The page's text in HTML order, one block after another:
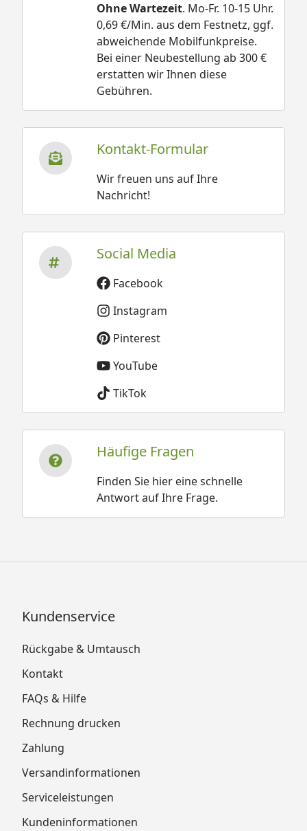
Ohne Wartezeit. Mo-Fr. 10-15 Uhr.
0,69 €/Min. aus dem Festnetz, ggf.
abweichende Mobilfunkpreise.
Bei einer Neubestellung ab 300 €
erstatten wir Ihnen diese
Gebühren.
Kontakt-Formular
Wir freuen uns auf Ihre
Nachricht!
Social Media
Facebook
Instagram
Pinterest
YouTube
TikTok
Häufige Fragen
Finden Sie hier eine schnelle
Antwort auf Ihre Frage.
Kundenservice
Rückgabe & Umtausch
Kontakt
FAQs & Hilfe
Rechnung drucken
Zahlung
Versandinformationen
Serviceleistungen
Kundeninformationen